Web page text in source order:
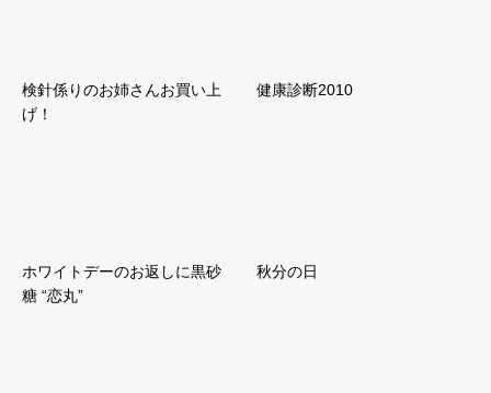
検針係りのお姉さんお買い上
げ！
健康診断2010
ホワイトデーのお返しに黒砂
糖 “恋丸”
秋分の日